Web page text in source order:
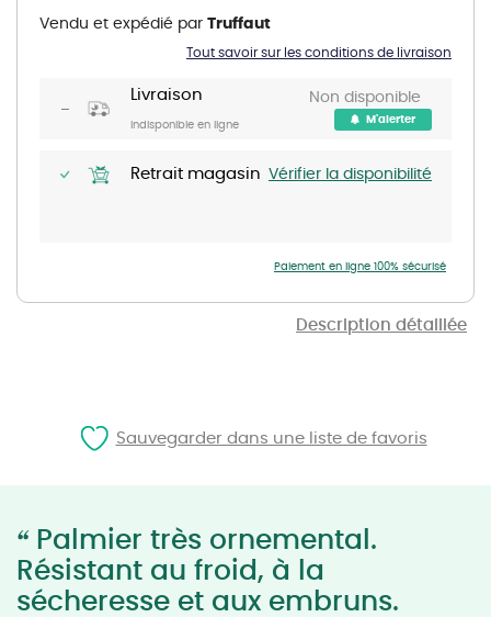
Description détaillée
beginning
Livraison
Indisponible en ligne
Non disponible
M'alerter
Retrait magasin Vérifier la disponibilité
Tout savoir sur les conditions de livraison
Vendu et expédié par Truffaut
Paiement en ligne 100% sécurisé
“ Palmier très ornemental.
Résistant au froid, à la
sécheresse et aux embruns.
Sauvegarder dans une liste de favoris